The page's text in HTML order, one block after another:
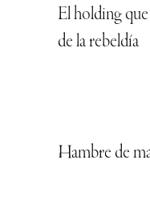
El holding
de la rebeldía
Hambre de